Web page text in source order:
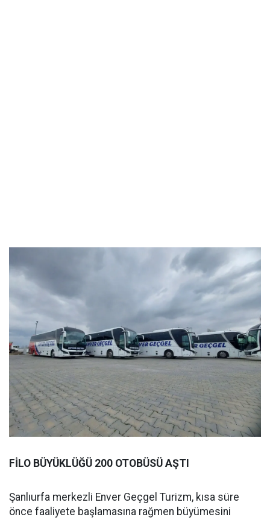
FİLO BÜYÜKLÜĞÜ 200 OTOBÜSÜ AŞTI
Şanlıurfa merkezli Enver Geçgel Turizm, kısa süre
önce faaliyete başlamasına rağmen büyümesini